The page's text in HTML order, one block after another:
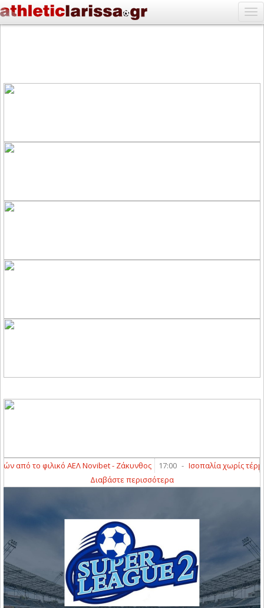
το φιλικό ΑΕΛ Novibet - Ζάκυνθος 17:00 - Ισοπαλία χωρίς
Διαβάστε περισσότερα